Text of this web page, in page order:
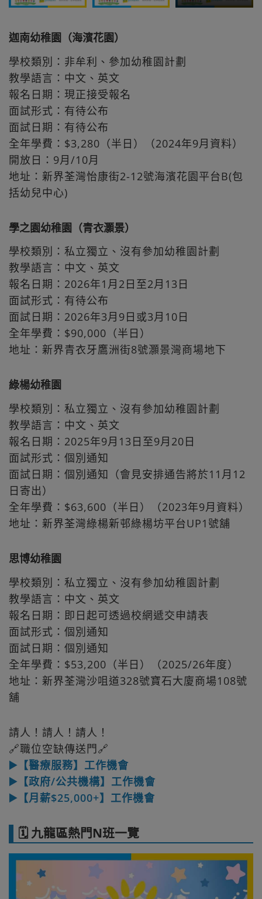
迦南幼稚園（海濱花園）
學校類別：非牟利、參加幼稚園計劃
教學語言：中文、英文
報名日期：現正接受報名
面試形式：有待公布
面試日期：有待公布
全年學費：$3,280（半日）（2024年9月資料）
開放日：9月/10月
地址：新界荃灣怡康街2-12號海濱花園平台B(包
括幼兒中心)
學之園幼稚園（青衣灝景）
學校類別：私立獨立、沒有參加幼稚園計劃
教學語言：中文、英文
報名日期：2026年1月2日至2月13日
面試形式：有待公布
面試日期：2026年3月9日或3月10日
全年學費：$90,000（半日）
地址：新界青衣牙鷹洲街8號灝景灣商場地下
綠楊幼稚園
學校類別：私立獨立、沒有參加幼稚園計劃
教學語言：中文、英文
報名日期：2025年9月13日至9月20日
面試形式：個別通知
面試日期：個別通知（會見安排通告將於11月12
日寄出）
全年學費：$63,600（半日）（2023年9月資料）
地址：新界荃灣綠楊新邨綠楊坊平台UP1號舖
思博幼稚園
學校類別：私立獨立、沒有參加幼稚園計劃
教學語言：中文、英文
報名日期：即日起可透過校網遞交申請表
面試形式：個別通知
面試日期：個別通知
全年學費：$53,200（半日）（2025/26年度）
地址：新界荃灣沙咀道328號寶石大廈商場108號
舖
請人！請人！請人！
🔗職位空缺傳送門🔗
▶️【醫療服務】工作機會
▶️【政府/公共機構】工作機會
▶️【月薪$25,000+】工作機會
🗓️ 九龍區熱門N班一覽